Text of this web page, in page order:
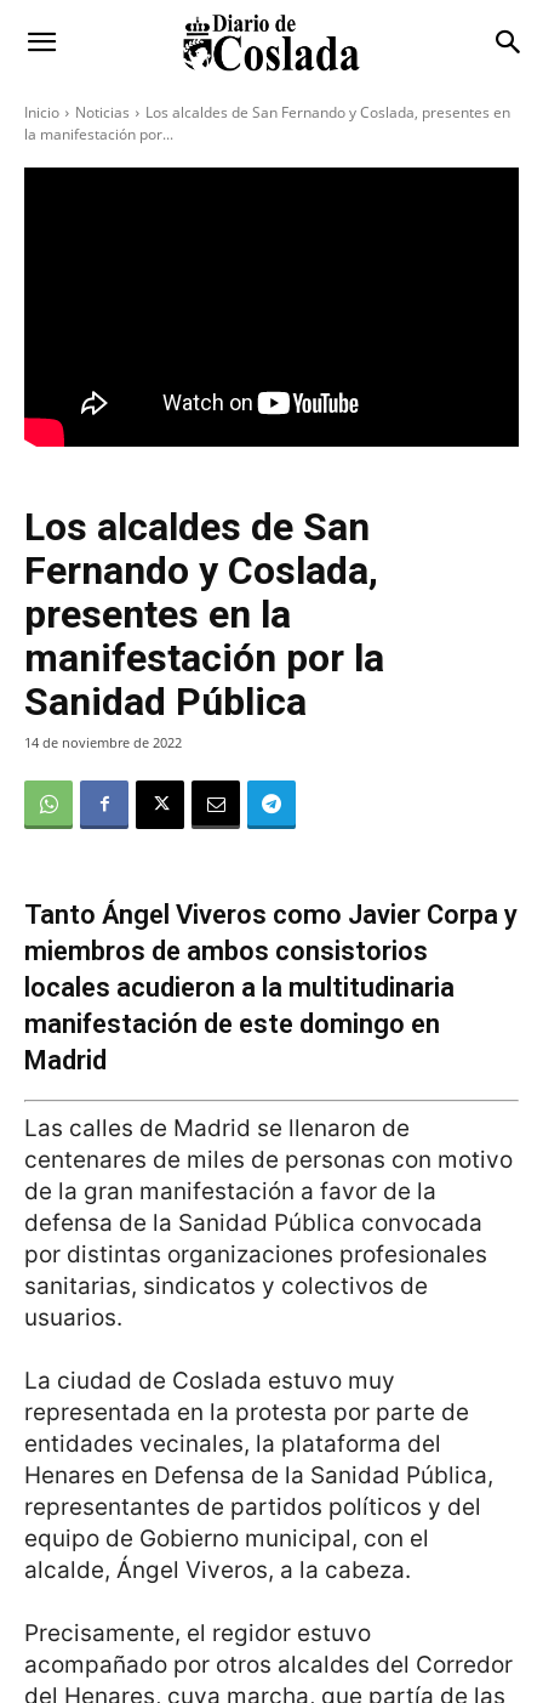
Inicio Noticias
Los alcaldes de San Fernando y Coslada, presentes en
la manifestación por...
Los alcaldes de San
Fernando y Coslada,
presentes en la
manifestación por la
Sanidad Pública
14 de noviembre de 2022
Tanto Ángel Viveros como Javier Corpa y
miembros de ambos consistorios
locales acudieron a la multitudinaria
manifestación de este domingo en
Madrid
Las calles de Madrid se llenaron de
centenares de miles de personas con motivo
de la gran manifestación a favor de la
defensa de la Sanidad Pública convocada
por distintas organizaciones profesionales
sanitarias, sindicatos y colectivos de
usuarios.
La ciudad de Coslada estuvo muy
representada en la protesta por parte de
entidades vecinales, la plataforma del
Henares en Defensa de la Sanidad Pública,
representantes de partidos políticos y del
equipo de Gobierno municipal, con el
alcalde, Ángel Viveros, a la cabeza.
Precisamente, el regidor estuvo
acompañado por otros alcaldes del Corredor
del Henares, cuya marcha, que partía de las